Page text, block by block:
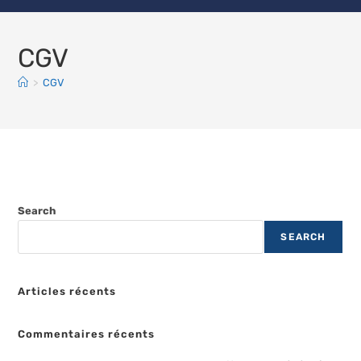
CGV
> CGV
Search
SEARCH
Articles récents
Commentaires récents